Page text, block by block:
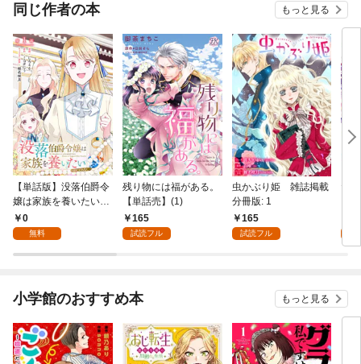
同じ作者の本 もっと見る
【単話版】没落伯爵令
嬢は家族を養いたい@
COMIC 第1話
0
無料
残り物には福がある。
【単話売】(1)
165
試読フル
虫かぶり姫 雑誌掲載
分冊版: 1
165
試読フル
た
小学館のおすすめ本 もっと見る